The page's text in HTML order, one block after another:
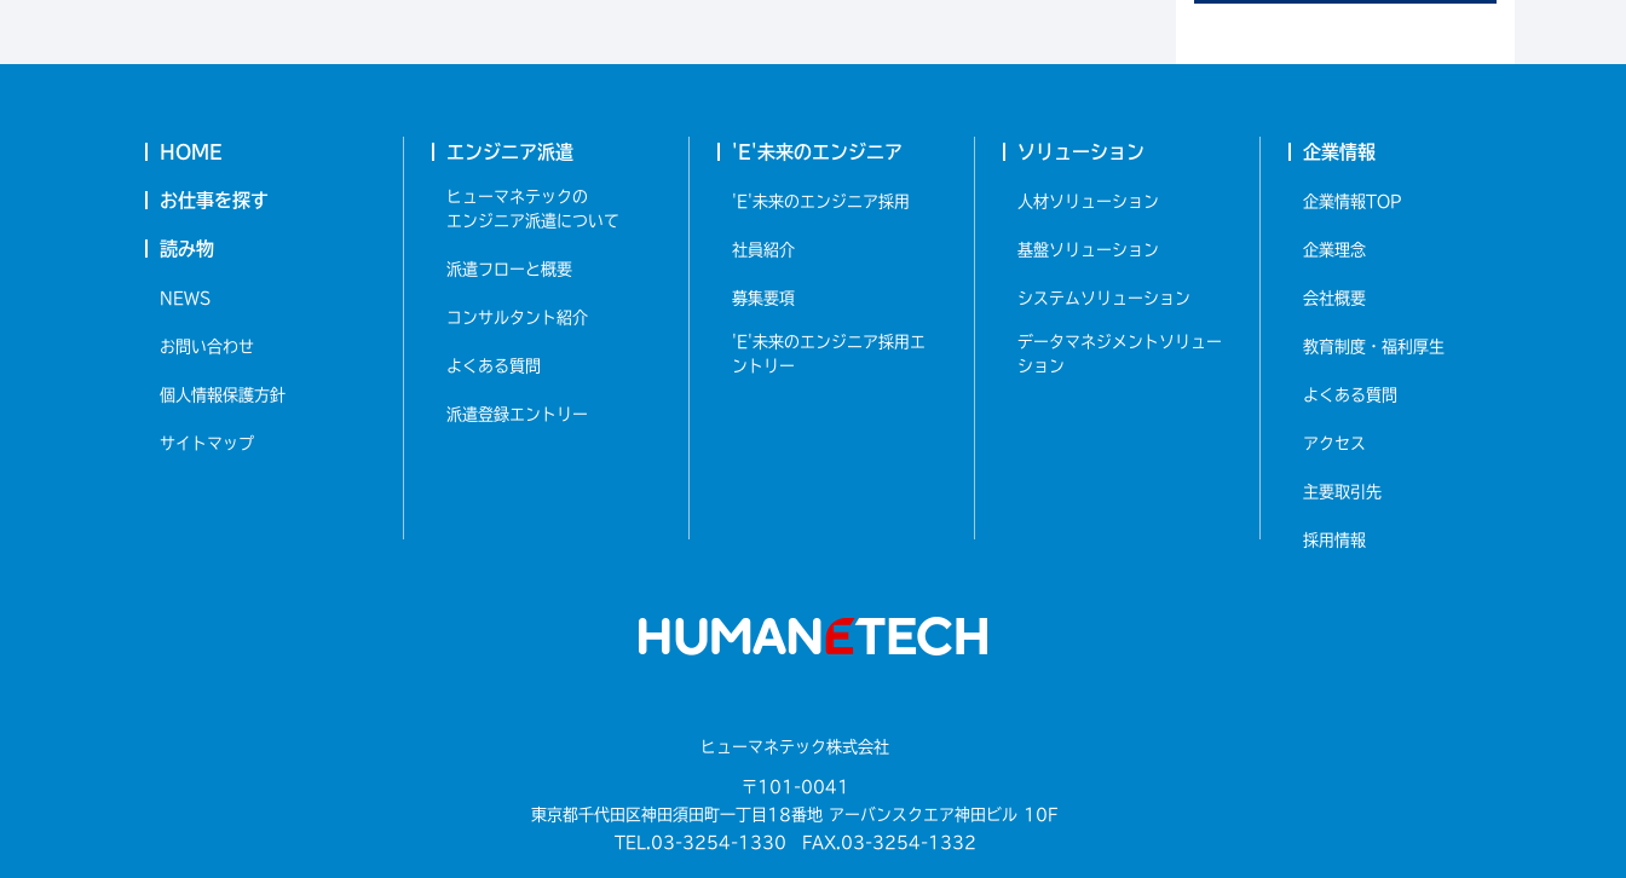
HOME
お仕事を探す
読み物
NEWS
お問い合わせ
個人情報保護方針
サイトマップ
エンジニア派遣
ヒューマネテックの
エンジニア派遣について
派遣フローと概要
コンサルタント紹介
よくある質問
派遣登録エントリー
'E'未来のエンジニア
'E'未来のエンジニア採用
社員紹介
募集要項
'E'未来のエンジニア採用エ
ントリー
ソリューション
人材ソリューション
基盤ソリューション
システム ソリューション
データマネジメント ソリュー
ション
企業情報
企業情報TOP
企業理念
会社概要
教育制度・福利厚生
よくある質問
アクセス
主要取引先
採用情報
ヒューマネテック株式会社
〒101-0041
東京都千代田区神田須田町一丁目18番地 アーバンスクエア神田ビル 10F
TEL.03-3254-1330 FAX.03-3254-1332